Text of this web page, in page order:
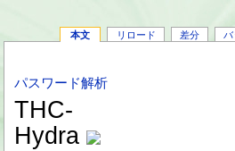
本文 リロード 差分 バ
パスワード解析
THC-
Hydra